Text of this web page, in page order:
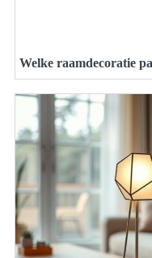
Welke raamdecoratie